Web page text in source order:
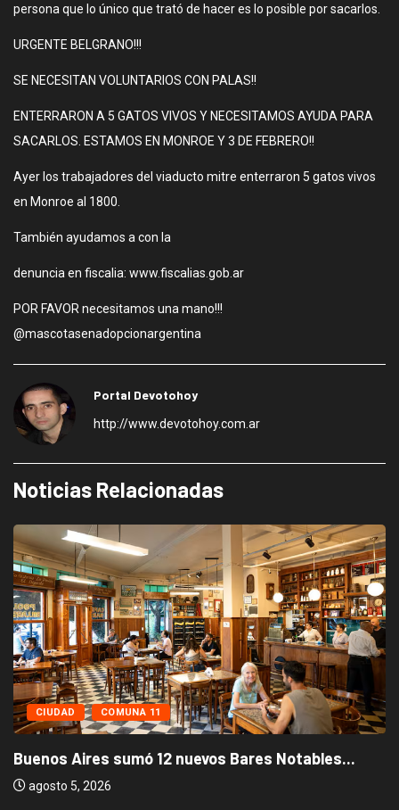
persona que lo único que trató de hacer es lo posible por sacarlos.
URGENTE BELGRANO!!!
SE NECESITAN VOLUNTARIOS CON PALAS!!
ENTERRARON A 5 GATOS VIVOS Y NECESITAMOS AYUDA PARA
SACARLOS. ESTAMOS EN MONROE Y 3 DE FEBRERO!!
Ayer los trabajadores del viaducto mitre enterraron 5 gatos vivos
en Monroe al 1800.
También ayudamos a con la
denuncia en fiscalia: www.fiscalias.gob.ar
POR FAVOR necesitamos una mano!!!
@mascotasenadopcionargentina
Portal Devotohoy
http://www.devotohoy.com.ar
Noticias Relacionadas
CIUDAD COMUNA 11
Buenos Aires sumó 12 nuevos Bares Notables...
agosto 5, 2026